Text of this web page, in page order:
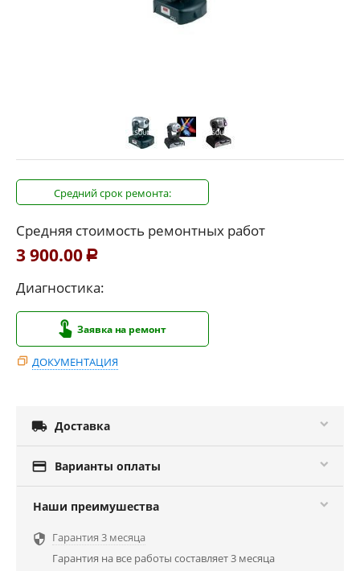
Средний срок ремонта:
Средняя стоимость ремонтных работ
3 900.00 Р
Диагностика:
Заявка на ремонт
ДОКУМЕНТАЦИЯ
 Доставка
 Варианты оплаты
Наши преимушества
 Гарантия 3 месяца
Гарантия на все работы составляет 3 месяца